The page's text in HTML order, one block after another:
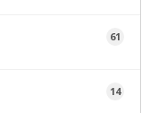
61
14